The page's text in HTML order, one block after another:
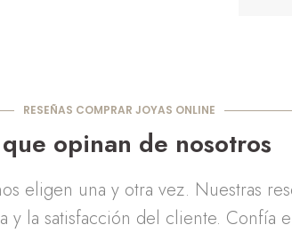
RESEÑAS COMPRAR JOYAS ONLINE
opinan de nosotros
eligen una y otra vez. Nuestras
y la satisfacción del cliente. Confía